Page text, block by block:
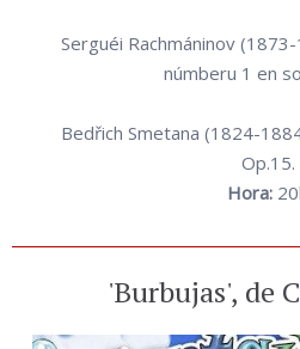
Serguéi Rachmáninov
númberu 1 en
Bedřich Smetana (1824-
Op.15.
Hora:
'Burbujas', de